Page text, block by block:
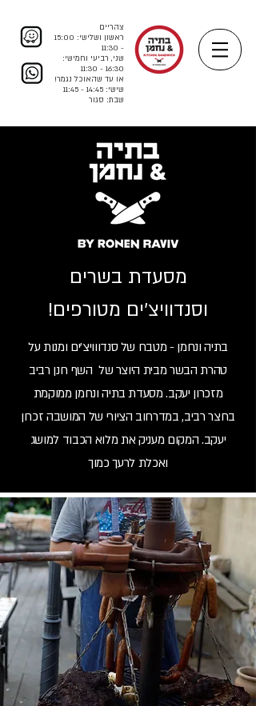
צהריים
ראשון ושלישי: 15:00
- 11:30
שני, רביעי וחמישי:
16:30 - 11:30
או עד שהאוכל נגמר!
שישי: 14:45 - 11:45
שבת: סגור
מסעדת בשרים
וסנדוויצ'ים מטורפים!
בתיה ונחמן - מטבח של סנדווויצ'ים ומנות על
טהרת הבשר מבית היוצר של השף רונן רביב
מזכרון יעקב. מסעדת בתיה ונחמן ממוקמת
בחצר רביב, במדרחוב הציורי של המושבה זכרון
יעקב. המקום מעניק את מלוא הכבוד למושג
ואכלת לרעך כמוך